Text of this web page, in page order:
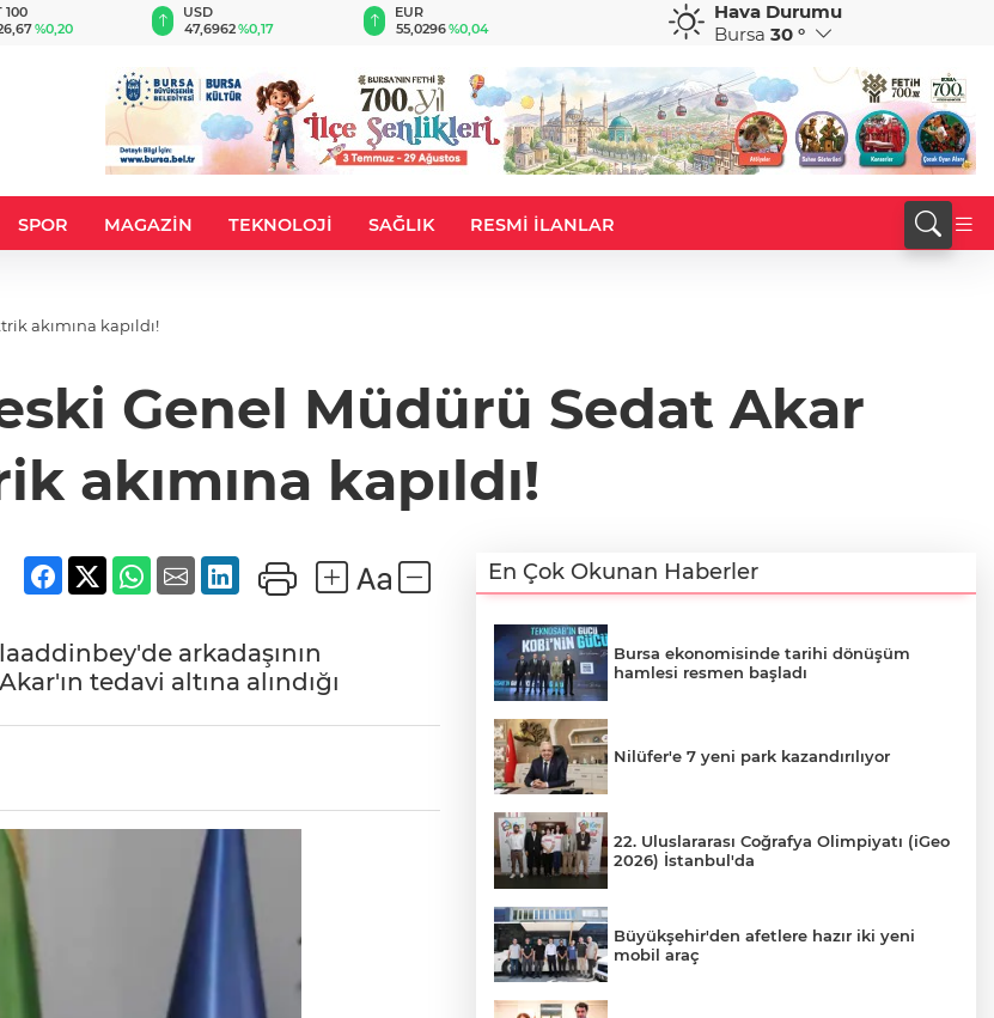
100
%0,20
USD
47,6962%0,17
EUR
55,0296%0,04 %-0,03
CHF
58,8479
Hava Durumu
Bursa 30 °
SPOR MAGAZİN TEKNOLOJİ SAĞLIK RESMİ İLANLAR
akımına kapıldı!
Genel Müdürü Sedat Akar
akımına kapıldı!
arkadaşının
tedavi altına alındığı
En Çok Okunan Haberler
Bursa ekonomisinde tarihi dönüşüm
hamlesi resmen başladı
Nilüfer'e 7 yeni park kazandırılıyor
22. Uluslararası Coğrafya Olimpiyatı (iGeo
2026) İstanbul'da
Büyükşehir'den afetlere hazır iki yeni
mobil araç